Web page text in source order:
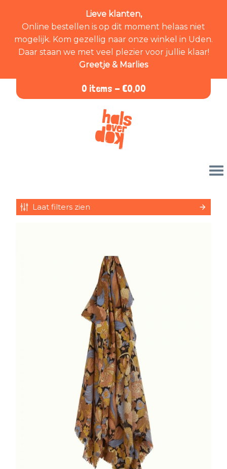
Lieve klanten,
Online bestellen is op dit moment helaas niet
mogelijk. Kom gezellig naar onze winkel in Uden.
Daar staan we met veel plezier voor jullie klaar!
Greetje & Marlies
0 items - €0,00
Laat filters zien